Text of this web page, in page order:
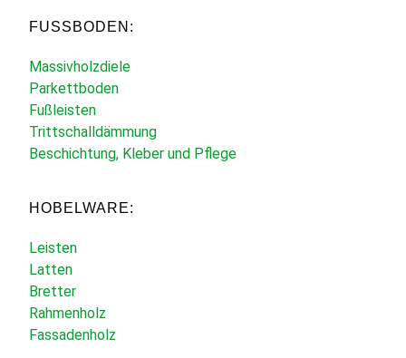
FUSSBODEN:
Massivholzdiele
Parkettboden
Fußleisten
Trittschalldämmung
Beschichtung, Kleber und Pflege
HOBELWARE:
Leisten
Latten
Bretter
Rahmenholz
Fassadenholz